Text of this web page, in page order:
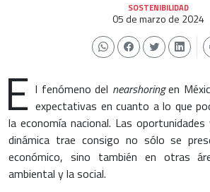
SOSTENIBILIDAD
05 de marzo de 2024
E l fenómeno del nearshoringen
expectativas en cuanto a lo que
la economía nacional. Las
dinámica trae consigo no sólo se
económico, sino también en otras
ambiental y la social.